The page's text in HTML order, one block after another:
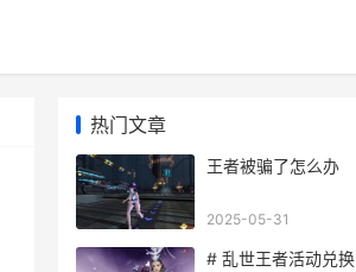
热门文章
王者被骗了怎么办
2025-05-31
# 乱世王者活动兑换